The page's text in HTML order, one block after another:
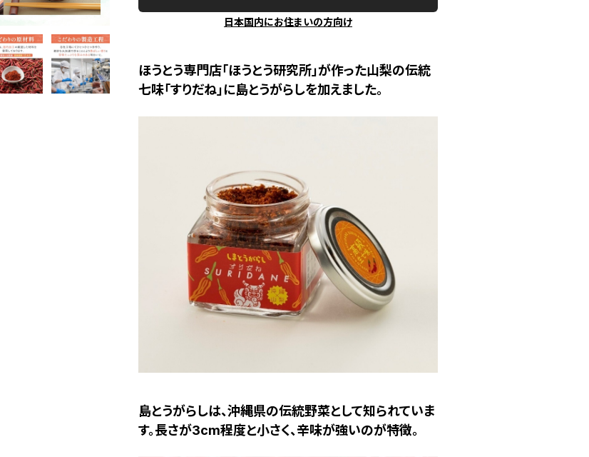
日本国内にお住まいの方向け
ほうとう専門店「ほうとう研究所」が作った山梨の伝統
七味「すりだね」に島とうがらしを加えました。
島とうがらしは、沖縄県の伝統野菜として知られていま
す。長さが3cm程度と小さく、辛味が強いのが特徴。